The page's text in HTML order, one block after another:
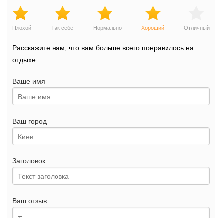
Плохой Так себе Нормально Хороший Отличный
Расскажите нам, что вам больше всего понравилось на
отдыхе.
Ваше имя
Ваш город
Заголовок
Ваш отзыв